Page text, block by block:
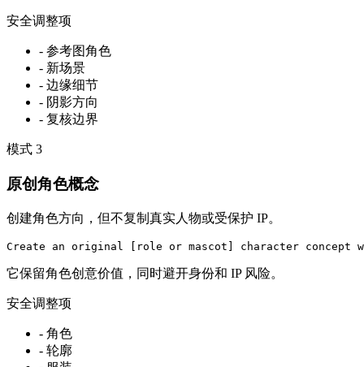
安全调整项
- 参考图角色
- 新场景
- 边缘细节
- 阴影方向
- 复核边界
模式 3
原创角色概念
创建角色方向，但不复制真实人物或受保护 IP。
Create an original [role or mascot] character
它保留角色创意价值，同时避开身份和 IP 风险。
安全调整项
- 角色
- 轮廓